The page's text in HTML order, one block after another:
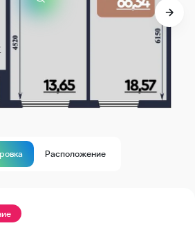
Расположение